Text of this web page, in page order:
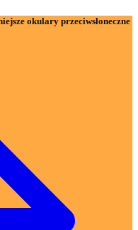
okulary przeciwsłoneczne